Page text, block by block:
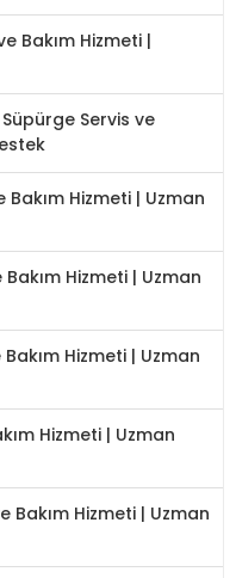
Bakım Hizmeti |
Servis ve
Hizmeti | Uzman
Hizmeti | Uzman
Hizmeti | Uzman
Hizmeti | Uzman
Bakım Hizmeti | Uzman